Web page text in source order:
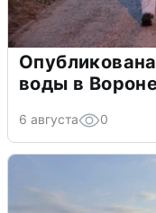
воды в
6 августа 0